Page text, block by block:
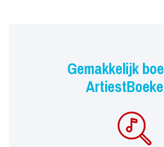
Gemakkelijk